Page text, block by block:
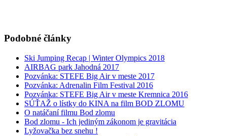
Podobné články
Ski Jumping Recap | Winter Olympics 2018
AIRBAG park Jahodná 2017
Pozvánka: STEFE Big Air v meste 2017
Pozvánka: Adrenalin Film Festival 2016
Pozvánka: STEFE Big Air v meste Kremnica 2016
SÚŤAŽ o lístky do KINA na film BOD ZLOMU
O natáčaní filmu Bod zlomu
Bod zlomu - Ich jediným zákonom je gravitácia
Lyžovačka bez snehu !